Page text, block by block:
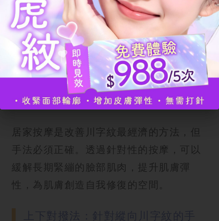
完成登記
別再亂揉！3 個必學舒壓川字紋消除
按摩法
居家按摩是改善川字紋最經濟的方法，但
手法必須正確。透過針對性的按摩，可以
緩解長期緊繃的臉部肌肉，提升肌膚彈
性，為肌膚創造自我修復的空間。